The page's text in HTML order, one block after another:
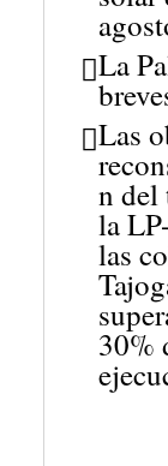
La
Las
n del
la
las
30%